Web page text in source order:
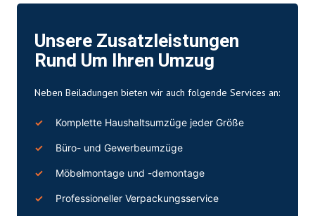
Unsere Zusatzleistungen
Rund Um Ihren Umzug
Neben Beiladungen bieten wir auch folgende Services an:
Komplette Haushaltsumzüge jeder Größe
Büro- und Gewerbeumzüge
Möbelmontage und -demontage
Professioneller Verpackungsservice